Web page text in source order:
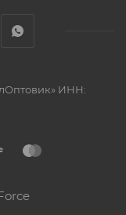
ИНН: